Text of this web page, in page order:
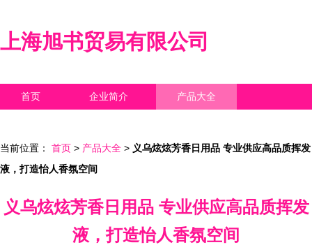
上海旭书贸易有限公司
首页 企业简介 产品大全
当前位置： 首页 > 产品大全 > 义乌炫炫芳香日用品 专业供应高品质挥发
液，打造怡人香氛空间
义乌炫炫芳香日用品 专业供应高品质挥发
液，打造怡人香氛空间